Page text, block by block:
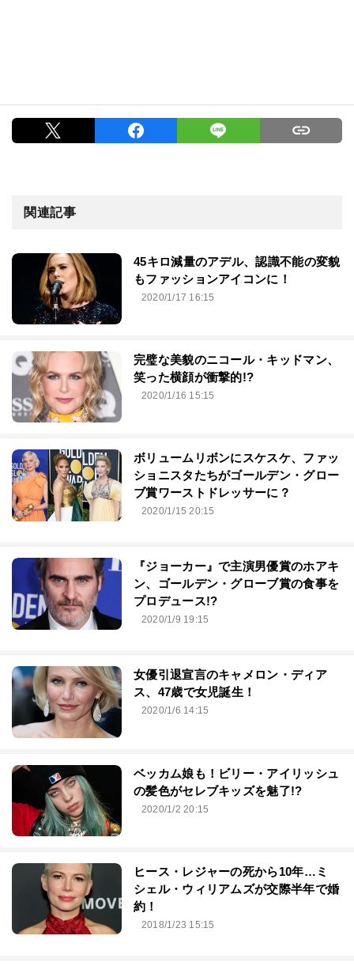
関連記事
45キロ減量のアデル、認識不能の変貌
もファッションアイコンに！
2020/1/17 16:15
完璧な美貌のニコール・キッドマン、
笑った横顔が衝撃的!?
2020/1/16 15:15
ボリュームリボンにスケスケ、ファッ
ショニスタたちがゴールデン・グロー
ブ賞ワーストドレッサーに？
2020/1/15 20:15
『ジョーカー』で主演男優賞のホアキ
ン、ゴールデン・グローブ賞の食事を
プロデュース!?
2020/1/9 19:15
女優引退宣言のキャメロン・ディア
ス、47歳で女児誕生！
2020/1/6 14:15
ベッカム娘も！ビリー・アイリッシュ
の髪色がセレブキッズを魅了!?
2020/1/2 20:15
ヒース・レジャーの死から10年…ミ
シェル・ウィリアムズが交際半年で婚
約！
2018/1/23 15:15